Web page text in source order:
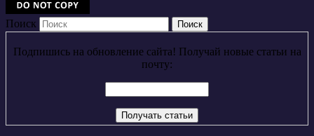
Поиск
Подпишись на обновление сайта! Получай новые статьи на
почту: